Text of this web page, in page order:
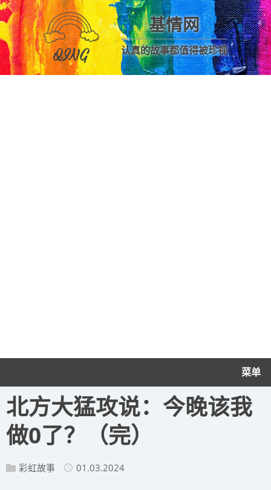
基情网
认真的故事都值得被珍视
菜单
​北方大猛攻说：今晚该我
做0了？（完）
彩虹故事 01.03.2024